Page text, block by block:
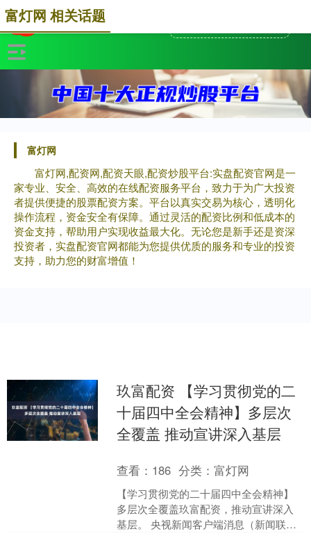
富灯网
富灯网,配资网,配资天眼,配资炒股平台:实盘配资官网是一
家专业、安全、高效的在线配资服务平台，致力于为广大投资
者提供便捷的股票配资方案。平台以真实交易为核心，透明化
操作流程，资金安全有保障。通过灵活的配资比例和低成本的
资金支持，帮助用户实现收益最大化。无论您是新手还是资深
投资者，实盘配资官网都能为您提供优质的服务和专业的投资
支持，助力您的财富增值！
富灯网 相关话题
玖富配资 【学习贯彻党的二
十届四中全会精神】多层次
全覆盖 推动宣讲深入基层
查看： 186 分类：富灯网
【学习贯彻党的二十届四中全会精神】
多层次全覆盖玖富配资，推动宣讲深入
基层。 央视新闻客户端消息（新闻联